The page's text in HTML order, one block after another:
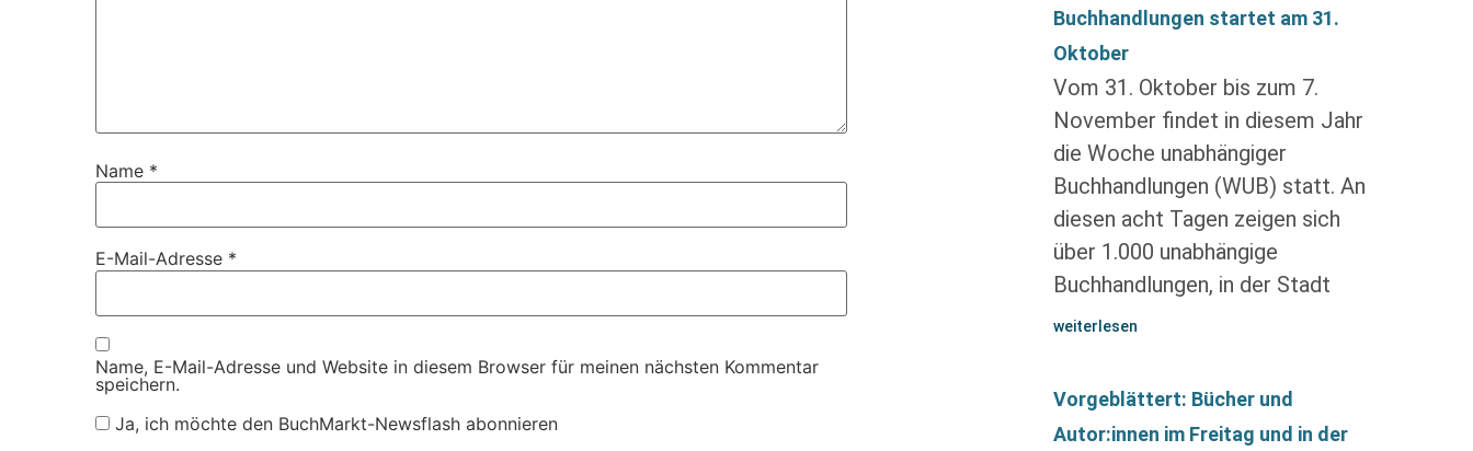
Name *
E-Mail-Adresse *
Name, E-Mail-Adresse und Website in diesem Browser für meinen nächsten Kommentar
speichern.
Ja, ich möchte den BuchMarkt-Newsflash abonnieren
Buchhandlungen startet am 31.
Oktober
Vom 31. Oktober bis zum 7.
November findet in diesem Jahr
die Woche unabhängiger
Buchhandlungen (WUB) statt. An
diesen acht Tagen zeigen sich
über 1.000 unabhängige
Buchhandlungen, in der Stadt
weiterlesen
Vorgeblättert: Bücher und
Autor:innen im Freitag und in der